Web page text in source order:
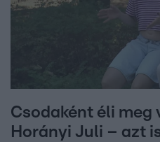
Csodaként éli
Horányi Juli – azt